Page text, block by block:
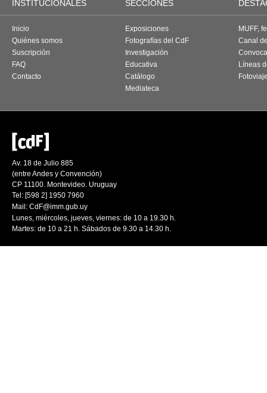
INSTITUCIONALES SECCIONES
Inicio
Quiénes somos
Suscripción
FAQ
Contacto
Exposiciones
Fotografías del CdF
Investigación
Educativa
Catálogo
Mediateca
MUFF,
Canal
Líneas
Av. 18 de Julio 885
(entre Andes y Convención)
CP 11100. Montevideo. Uruguay
Tel: [598 2] 1950 7960
Mail: CdF@imm.gub.uy
Lunes, miércoles, jueves, viernes: de 10 a 19.30 h.
Martes: de 10 a 21 h. Sábados de 9.30 a 14.30 h.